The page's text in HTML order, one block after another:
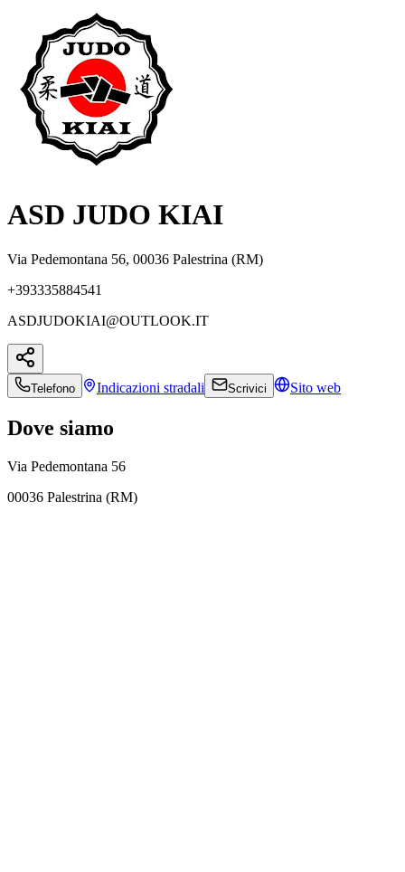
ASD JUDO KIAI
Via Pedemontana 56, 00036 Palestrina (RM)
+393335884541
ASDJUDOKIAI@OUTLOOK.IT
Telefono Indicazioni stradali Scrivici Sito web
Dove siamo
Via Pedemontana 56
00036 Palestrina (RM)